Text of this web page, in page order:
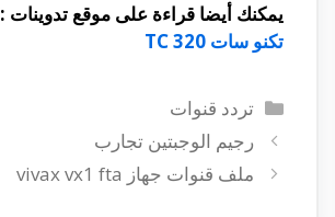
يمكنك أيضا قراءة على موقع تدوينات :
تكنو سات 320 TC
التصنيفات
تردد قنوات
رجيم الوجبتين تجارب
ملف قنوات جهاز vivax vx1 fta